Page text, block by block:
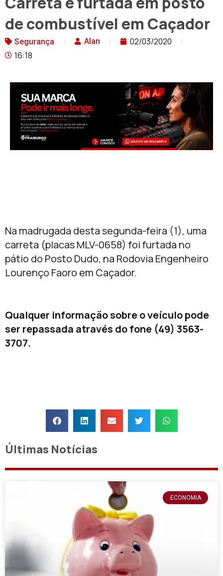
de combustível em Caçador
Segurança Alan
02/03/2020
16:18
Na madrugada desta segunda-feira (1), uma
carreta (placas MLV-0658) foi furtada no
pátio do Posto Dudo, na Rodovia Engenheiro
Lourenço Faoro em Caçador.
Qualquer informação sobre o veículo pode
ser repassada através do fone (49) 3563-
3707.
Últimas Notícias
ECONOMIA